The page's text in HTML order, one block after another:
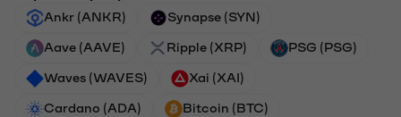
Ankr (ANKR) Synapse (SYN)
Aave (AAVE) Ripple (XRP) PSG (PSG)
Waves (WAVES) Xai (XAI)
Cardano (ADA) Bitcoin (BTC)